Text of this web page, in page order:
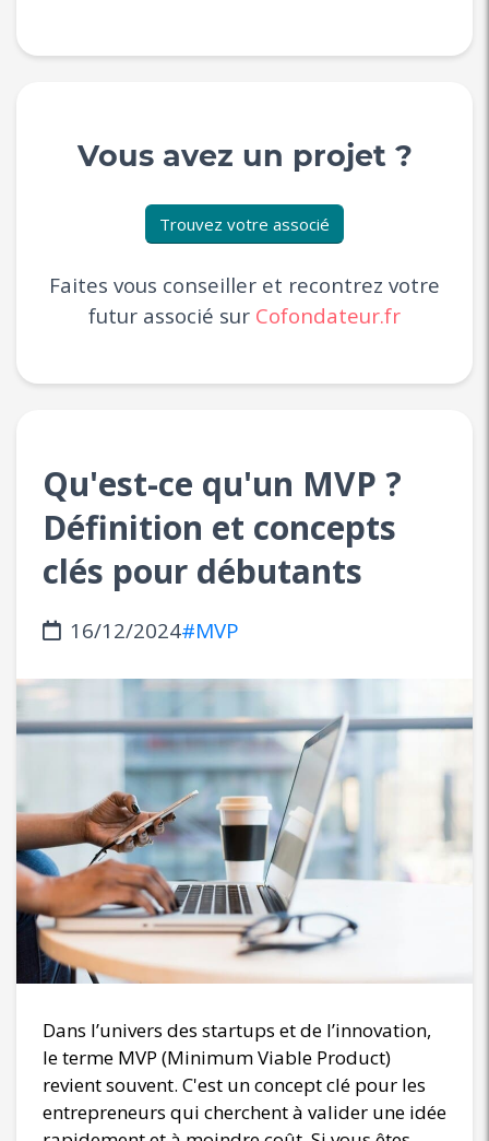
Vous avez un projet ?
Trouvez votre associé
Faites vous conseiller et recontrez votre
futur associé sur Cofondateur.fr
Qu'est-ce qu'un MVP ?
Définition et concepts
clés pour débutants
16/12/2024#MVP
Dans l’univers des startups et de l’innovation,
le terme MVP (Minimum Viable Product)
revient souvent. C'est un concept clé pour les
entrepreneurs qui cherchent à valider une idée